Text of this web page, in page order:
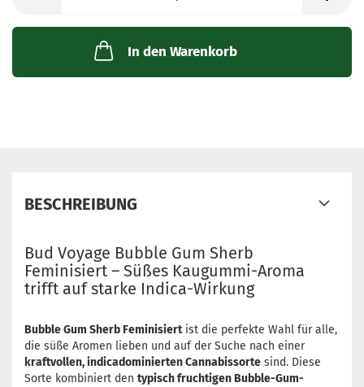
Samen
In den Warenkorb
BESCHREIBUNG
Bud Voyage Bubble Gum Sherb
Feminisiert – Süßes Kaugummi-Aroma
trifft auf starke Indica-Wirkung
Bubble Gum Sherb Feminisiertist die perfekte Wahl für alle,
die süße Aromen lieben und auf der Suche nach einer
kraftvollen, indicadominierten Cannabissorte sind. Diese
Sorte kombiniert den typisch fruchtigen Bubble-Gum-